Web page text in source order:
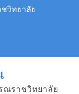
วิทยาลัย
ณราชวิทยาลัย